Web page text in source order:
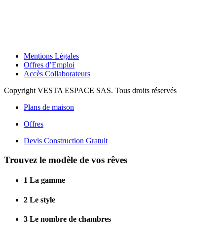
Mentions Légales
Offres d’Emploi
Accès Collaborateurs
Copyright VESTA ESPACE SAS. Tous droits réservés
Plans de maison
Offres
Devis Construction Gratuit
Trouvez le modèle de vos rêves
1 La gamme
2 Le style
3 Le nombre de chambres